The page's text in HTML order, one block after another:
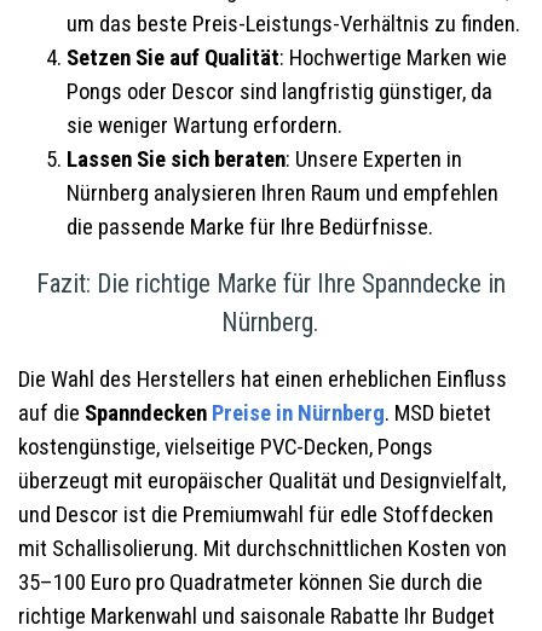
um das beste Preis-Leistungs-Verhältnis zu finden.
Setzen Sie auf Qualität: Hochwertige Marken wie
Pongs oder Descor sind langfristig günstiger, da
sie weniger Wartung erfordern.
Lassen Sie sich beraten: Unsere Experten in
Nürnberg analysieren Ihren Raum und empfehlen
die passende Marke für Ihre Bedürfnisse.
Fazit: Die richtige Marke für Ihre Spanndecke in
Nürnberg.
Die Wahl des Herstellers hat einen erheblichen Einfluss
auf die Spanndecken Preise in Nürnberg. MSD bietet
kostengünstige, vielseitige PVC-Decken, Pongs
überzeugt mit europäischer Qualität und Designvielfalt,
und Descor ist die Premiumwahl für edle Stoffdecken
mit Schallisolierung. Mit durchschnittlichen Kosten von
35–100 Euro pro Quadratmeter können Sie durch die
richtige Markenwahl und saisonale Rabatte Ihr Budget